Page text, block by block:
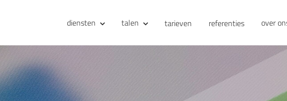
diensten talen tarieven referenties over